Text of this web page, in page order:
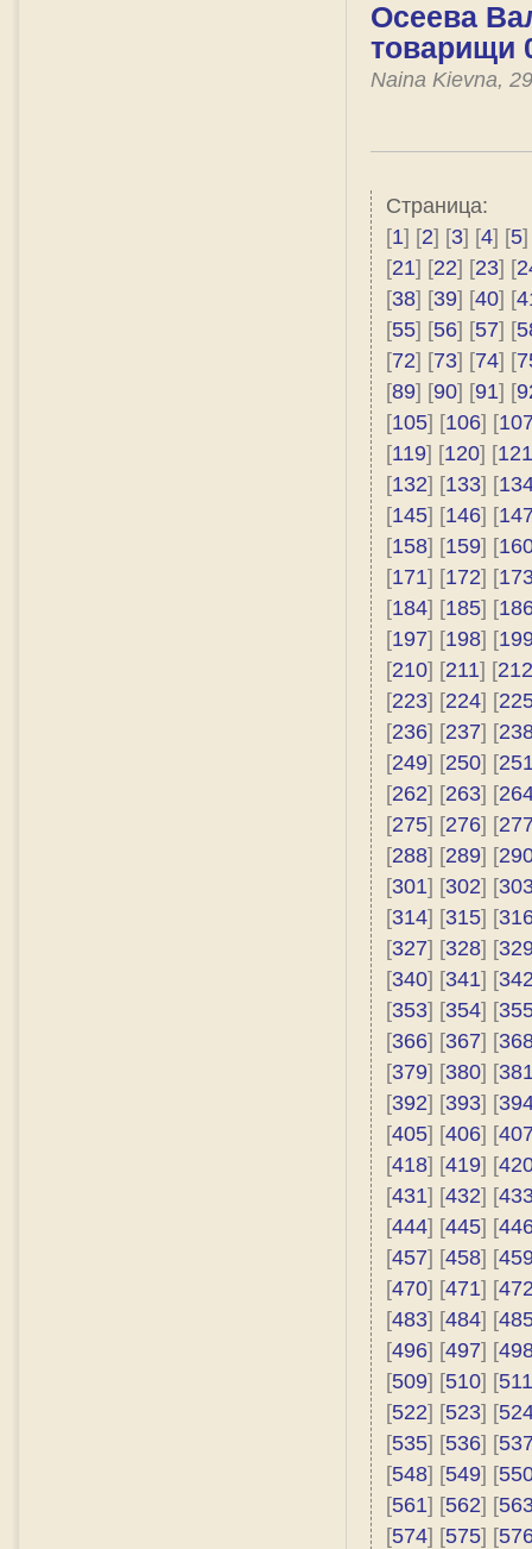
Осеева
товарищи
Naina Kievna,
Страница:
[1] [2] [3] [4] [5]
[21] [22] [23] [
[38] [39] [40] [
[55] [56] [57] [
[72] [73] [74] [
[89] [90] [91] [
[105] [106] [
[119] [120] [121
[132] [133] [
[145] [146] [
[158] [159] [
[171] [172] [
[184] [185] [
[197] [198] [
[210] [211] [212
[223] [224] [
[236] [237] [
[249] [250] [
[262] [263] [
[275] [276] [
[288] [289] [
[301] [302] [
[314] [315] [
[327] [328] [
[340] [341] [
[353] [354] [
[366] [367] [
[379] [380] [
[392] [393] [
[405] [406] [
[418] [419] [
[431] [432] [
[444] [445] [
[457] [458] [
[470] [471] [
[483] [484] [
[496] [497] [
[509] [510] [511
[522] [523] [
[535] [536] [
[548] [549] [
[561] [562] [
[574] [575] [